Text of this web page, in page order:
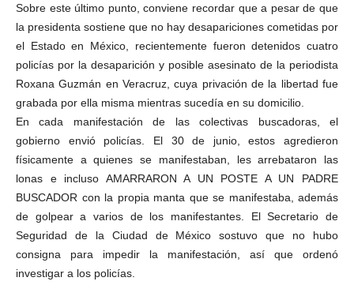
Sobre este último punto, conviene recordar que a pesar de que
la presidenta sostiene que no hay desapariciones cometidas por
el Estado en México, recientemente fueron detenidos cuatro
policías por la desaparición y posible asesinato de la periodista
Roxana Guzmán en Veracruz, cuya privación de la libertad fue
grabada por ella misma mientras sucedía en su domicilio.
En cada manifestación de las colectivas buscadoras, el
gobierno envió policías. El 30 de junio, estos agredieron
físicamente a quienes se manifestaban, les arrebataron las
lonas e incluso AMARRARON A UN POSTE A UN PADRE
BUSCADOR con la propia manta que se manifestaba, además
de golpear a varios de los manifestantes. El Secretario de
Seguridad de la Ciudad de México sostuvo que no hubo
consigna para impedir la manifestación, así que ordenó
investigar a los policías.